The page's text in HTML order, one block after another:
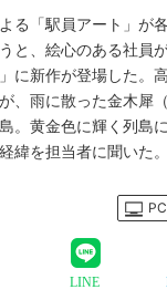
る「駅員アート」が
と、絵心のある社員
に新作が登場した。
、雨に散った金木犀
。黄金色に輝く列島
緯を担当者に聞いた。
LINE